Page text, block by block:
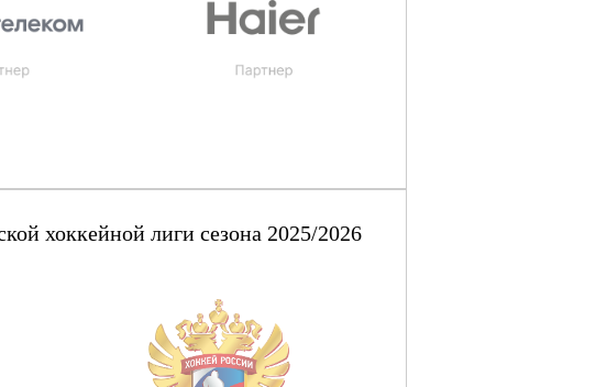
хоккейной лиги сезона 2025/2026